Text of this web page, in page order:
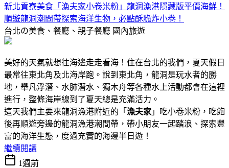
新北貢寮美食「漁夫家小卷米粉」龍洞漁港隱藏版平價海鮮！
順遊龍洞潮間帶探索海洋生物，必點酥脆炸小卷！
台北の美食、餐廳、親子餐廳 國內旅遊
美好的天氣就想往海邊走走看海！住在台北的我們，夏天假日
最常往東北角及北海岸跑。說到東北角，龍洞是玩水者的勝
地，舉凡浮潛、水肺潛水、獨木舟等各種水上活動都會在這裡
進行，整條海岸線到了夏天總是充滿活力。
這天我們主要來龍洞漁港附近的「 漁夫家 」吃小卷米粉，吃飽
後再順遊旁邊的龍洞漁港潮間帶，帶小朋友一起踏浪、探索豐
富的海洋生態，度過充實的海邊半日遊！
繼續閱讀
1週前